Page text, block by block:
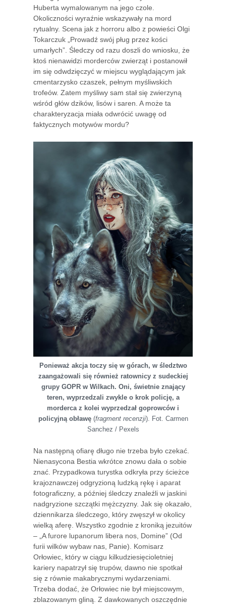
Huberta wymalowanym na jego czole.
Okoliczności wyraźnie wskazywały na mord
rytualny. Scena jak z horroru albo z powieści Olgi
Tokarczuk „Prowadź swój pług przez kości
umarłych”. Śledczy od razu doszli do wniosku, że
ktoś nienawidzi morderców zwierząt i postanowił
im się odwdzięczyć w miejscu wyglądającym jak
cmentarzysko czaszek, pełnym myśliwskich
trofeów. Zatem myśliwy sam stał się zwierzyną
wśród głów dzików, lisów i saren. A może ta
charakteryzacja miała odwrócić uwagę od
faktycznych motywów mordu?
Ponieważ akcja toczy się w górach, w śledztwo
zaangażowali się również ratownicy z sudeckiej
grupy GOPR w Wilkach. Oni, świetnie znający
teren, wyprzedzali zwykle o krok policję, a
morderca z kolei wyprzedzał goprowców i
policyjną obławę(fragment recenzji). Fot. Carmen
Sanchez / Pexels
Na następną ofiarę długo nie trzeba było czekać.
Nienasycona Bestia wkrótce znowu dała o sobie
znać. Przypadkowa turystka odkryła przy ścieżce
krajoznawczej odgryzioną ludzką rękę i aparat
fotograficzny, a później śledczy znaleźli w jaskini
nadgryzione szczątki mężczyzny. Jak się okazało,
dziennikarza śledczego, który zwęszył w okolicy
wielką aferę. Wszystko zgodnie z kroniką jezuitów
– „A furore lupanorum libera nos, Domine” (Od
furii wilków wybaw nas, Panie). Komisarz
Orłowiec, który w ciągu kilkudziesięcioletniej
kariery napatrzył się trupów, dawno nie spotkał
się z równie makabrycznymi wydarzeniami.
Trzeba dodać, że Orłowiec nie był miejscowym,
zblazowanym gliną. Z dawkowanych oszczędnie